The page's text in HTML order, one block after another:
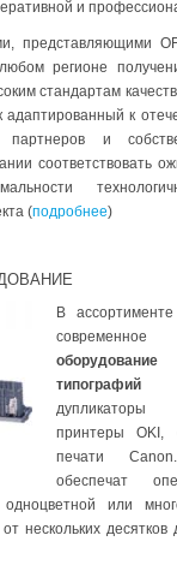
и
представляющими
регионе
стандартам
адаптированный к
и
соответствовать
(подробнее)
В
типографий –
принтеры OKI,
печати
обеспечат
одноцветной или
нескольких десятков